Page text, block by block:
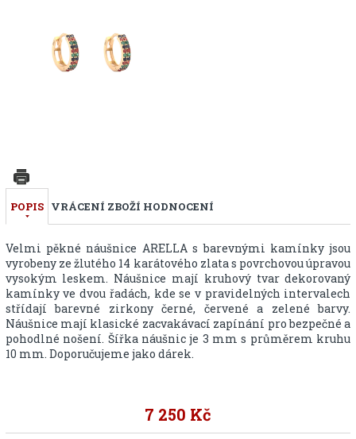
POPIS VRÁCENÍ ZBOŽÍ HODNOCENÍ
Velmi pěkné náušnice ARELLA s barevnými kamínky jsou
vyrobeny ze žlutého 14 karátového zlata s povrchovou úpravou
vysokým leskem. Náušnice mají kruhový tvar dekorovaný
kamínky ve dvou řadách, kde se v pravidelných intervalech
střídají barevné zirkony černé, červené a zelené barvy.
Náušnice mají klasické zacvakávací zapínání pro bezpečné a
pohodlné nošení. Šířka náušnic je 3 mm s průměrem kruhu
10 mm. Doporučujeme jako dárek.
7 250 Kč